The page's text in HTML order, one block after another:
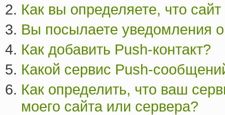
Как вы определяете, что
Вы посылаете уведомления
Как добавить Push-контакт?
Какой сервис Push-
Как определить, что ваш
моего сайта или сервера?